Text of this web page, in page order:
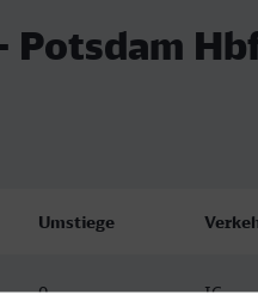
Potsdam
Umstiege
0 IC